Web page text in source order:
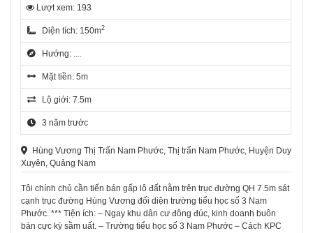
Lượt xem: 193
Diện tích: 150m2
Hướng: ....
Mặt tiền: 5m
Lộ giới: 7.5m
3 năm trước
Hùng Vương Thị Trấn Nam Phước, Thị trấn Nam Phước, Huyện Duy
Xuyên, Quảng Nam
Tôi chính chủ cần tiến bán gấp lô đất nằm trên trục đường QH 7.5m sát
cạnh trục đường Hùng Vương đối diện trường tiểu học số 3 Nam
Phước. *** Tiện ích: – Ngay khu dân cư đông đúc, kinh doanh buôn
bán cực kỳ sầm uất. – Trường tiểu học số 3 Nam Phước – Cách KPC